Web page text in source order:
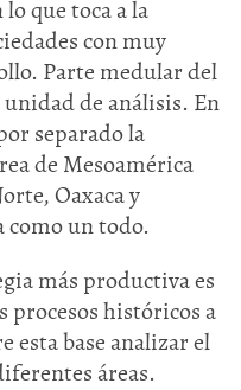
que toca a la
con muy
Parte medular del
unidad de análisis. En
separado la
de Mesoamérica
Oaxaca y
como un todo.
más productiva es
procesos históricos a
esta base analizar el
áreas.